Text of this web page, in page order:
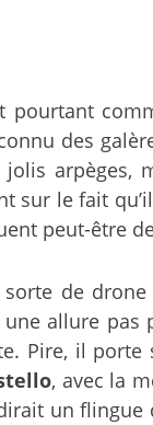
pourtant
des
le fait
peut-être
de
allure
Pire, il
, avec la
un flingue